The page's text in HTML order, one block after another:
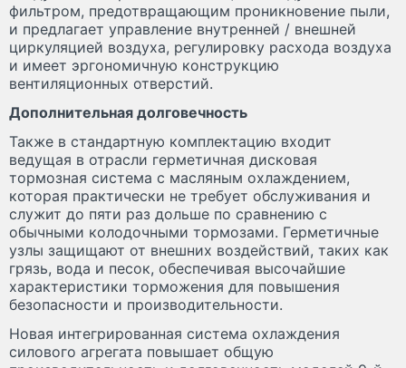
фильтром, предотвращающим проникновение пыли,
и предлагает управление внутренней / внешней
циркуляцией воздуха, регулировку расхода воздуха
и имеет эргономичную конструкцию
вентиляционных отверстий.
Дополнительная долговечность
Также в стандартную комплектацию входит
ведущая в отрасли герметичная дисковая
тормозная система с масляным охлаждением,
которая практически не требует обслуживания и
служит до пяти раз дольше по сравнению с
обычными колодочными тормозами. Герметичные
узлы защищают от внешних воздействий, таких как
грязь, вода и песок, обеспечивая высочайшие
характеристики торможения для повышения
безопасности и производительности.
Новая интегрированная система охлаждения
силового агрегата повышает общую